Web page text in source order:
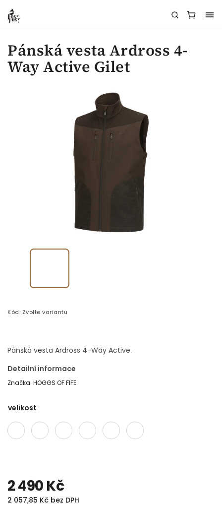
Pánská vesta Ardross 4-
Way Active Gilet
Kód: Zvolte variantu
Pánská vesta Ardross 4-Way Active.
Detailní informace
Značka: HOGGS OF FIFE
velikost
2 490 Kč
2 057,85 Kč bez DPH